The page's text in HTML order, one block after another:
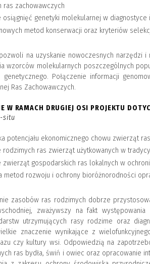
ras zachowawczych
osiągnięć genetyki molekularnej w
metod konserwacji oraz kryteriów
na uzyskanie nowoczesnych
wzorców molekularnych poszczególnych
genetycznego. Połączenie informacji
Ras Zachowawczych.
W RAMACH DRUGIEJ OSI PROJEKTU
situ
potencjału ekonomicznego chowu zwierząt
rodzimych ras zwierząt użytkowanych w
zwierząt gospodarskich ras lokalnych w
metod rozwoju i ochrony bioróżnorodności
zasobów ras rodzimych dobrze
zważywszy na fakt
utrzymujących rasy rodzime oraz
znaczenie wynikające z
czy kultury wsi. Odpowiedzią na
ras bydła, świń i owiec oraz opracowanie